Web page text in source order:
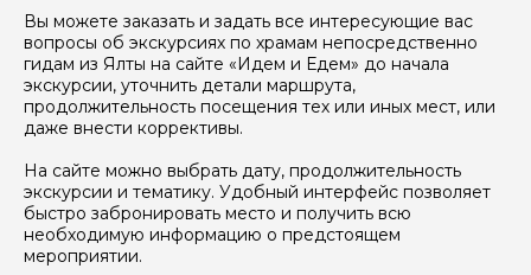
Вы можете заказать и задать все интересующие вас
вопросы об экскурсиях по храмам непосредственно
гидам из Ялты на сайте «Идем и Едем» до начала
экскурсии, уточнить детали маршрута,
продолжительность посещения тех или иных мест, или
даже внести коррективы.
На сайте можно выбрать дату, продолжительность
экскурсии и тематику. Удобный интерфейс позволяет
быстро забронировать место и получить всю
необходимую информацию о предстоящем
мероприятии.